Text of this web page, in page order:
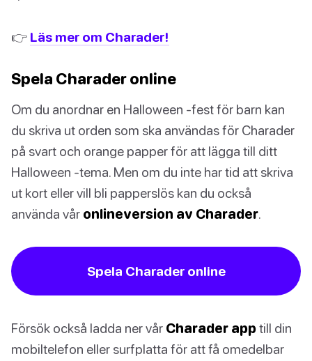
👉 Läs mer om Charader!
Spela Charader online
Om du anordnar en Halloween -fest för barn kan
du skriva ut orden som ska användas för Charader
på svart och orange papper för att lägga till ditt
Halloween -tema. Men om du inte har tid att skriva
ut kort eller vill bli papperslös kan du också
använda vår onlineversion av Charader.
Spela Charader online
Försök också ladda ner vår Charader apptill din
mobiltelefon eller surfplatta för att få omedelbar